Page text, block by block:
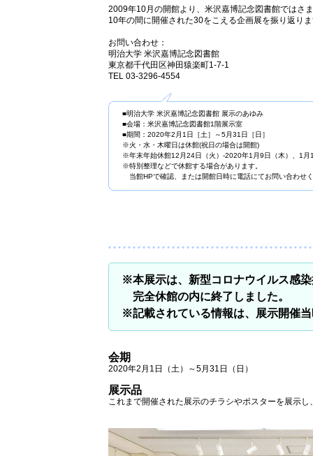
2009年10月の開館より、米沢嘉博記念図書館ではさ
10年の間に開催された30をこえる企画展を振り返り
お問い合わせ：
明治大学 米沢嘉博記念図書館
東京都千代田区神田猿楽町1-7-1
TEL 03-3296-4554
■明治大学 米沢嘉博記念図書館 展示のあゆみ
■会場：米沢嘉博記念図書館1階展示室
■期間：2020年2月1日［土］～5月31日［日］
※火・水・木曜日は休館(祝日の場合は開館)
※年末年始休館12月24日（火）-2020年1月9日（木）、1月
※特別整理などで休館する場合があります。
当館HPで確認、または開館日時に電話にてお問い合わせ
※本展示は、新型コロナウイルス感
完全休館の内に終了しました。
※記載されている情報は、展示開催
会期
2020年2月1日（土）～5月31日（日）
展示品
これまで開催された展示のチラシやポスターを展示